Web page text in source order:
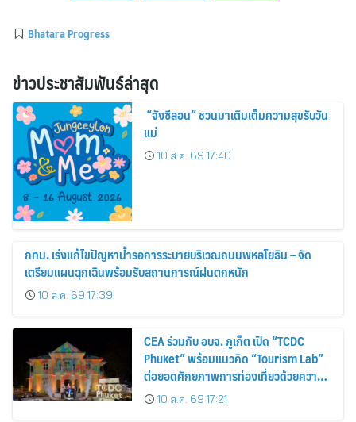
Bhatara Progress
ข่าวประชาสัมพันธ์ล่าสุด
“จังซีลอน” ชวนมาเติมเต็มความสุขรับวัน
แม่
10 ส.ค. 69 17:40
กทม. เร่งแก้ไขปัญหาน้ำรอการระบายบริเวณถนนพหลโยธิน – จัด
เตรียมแผนฉุกเฉินพร้อมรับสถานการณ์ฝนตกหนัก
10 ส.ค. 69 17:39
CEA ร่วมกับ อบจ. ภูเก็ต เปิด “TCDC
Phuket” พร้อมแนวคิด “Tourism Lab”
ต่อยอดศักยภาพการท่องเที่ยวด้วยความ
คิดสร้างสรรค์ ขับเคลื่อนเศรษฐกิจ
สร้างสรรค์ของภูเก็ต
10 ส.ค. 69 17:21